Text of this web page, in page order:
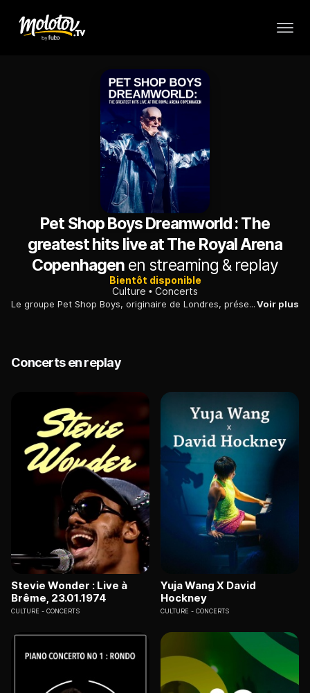
Pet Shop Boys Dreamworld : The
greatest hits live at The Royal Arena
Copenhagen en streaming & replay
Bientôt disponible
Culture
Concerts
Le groupe Pet Shop Boys, originaire de Londres, présente sa tournée couronnée de succès, "Dreamworld", pour la première au cinéma et dans les salles du monde entier, à l'occasion de deux dates uniques. Durant ce spectacle enregistré à la Royal Arena de Copenhague, à guichets fermés, Neil Tennant et Chris Lowe ont tenu un show ambitieux devant un public en folie. Réalisé par David Barnard avec des moyens techniques hors du commun, et notamment quatorze caméras, ce film permet de redécouvrir les plus grands succès de ce groupe formé en 1981, tels que "West End Girls", "Suburbia", "Opportunities" ("Let's Make Lots of Money").Voir plus
Concerts en replay
Stevie Wonder : Live à
Brême, 23.01.1974
CULTURE CONCERTS
Yuja Wang X David
Hockney
CULTURE CONCERTS